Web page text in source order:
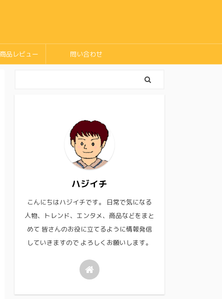
品レビュー 問い合わせ
ハジイチ
こんにちはハジイチです。 日常で気になる
人物、トレンド、エンタメ、商品などをまと
めて 皆さんのお役に立てるように情報発信
していきますので よろしくお願いします。